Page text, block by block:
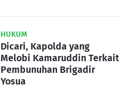
HUKUM
Dicari, Kapolda yang
Melobi Kamaruddin Terkait
Pembunuhan Brigadir
Yosua